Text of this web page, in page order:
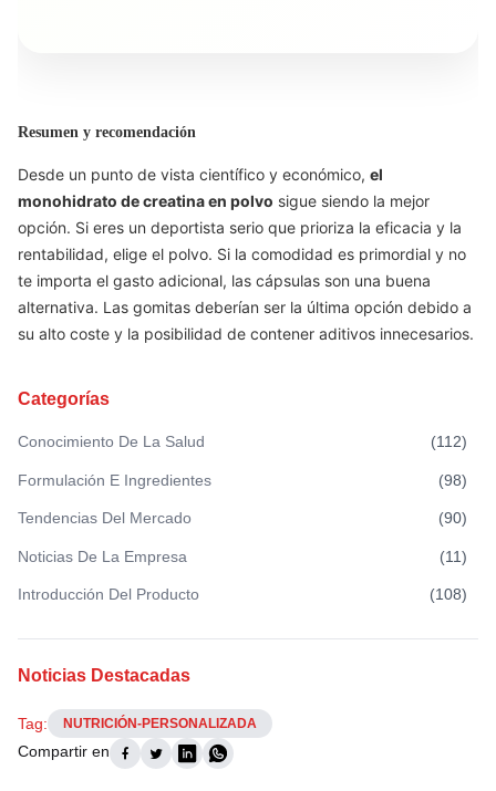
Resumen y recomendación
Desde un punto de vista científico y económico, el
monohidrato de creatina en polvo sigue siendo la mejor
opción. Si eres un deportista serio que prioriza la eficacia y la
rentabilidad, elige el polvo. Si la comodidad es primordial y no
te importa el gasto adicional, las cápsulas son una buena
alternativa. Las gomitas deberían ser la última opción debido a
su alto coste y la posibilidad de contener aditivos innecesarios.
Categorías
Conocimiento De La Salud (112)
Formulación E Ingredientes (98)
Tendencias Del Mercado (90)
Noticias De La Empresa (11)
Introducción Del Producto (108)
Noticias Destacadas
Tag: NUTRICIÓN-PERSONALIZADA
Compartir en